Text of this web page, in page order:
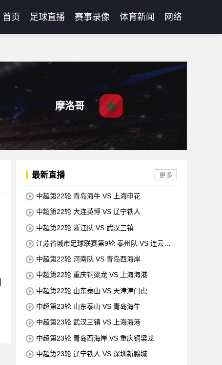
首页 足球直播 赛事录像 体育新闻 网络
摩洛哥
最新直播 更多
中超第22轮 青岛海牛 VS 上海申花
中超第22轮 大连英博 VS 辽宁铁人
中超第22轮 浙江队 VS 武汉三镇
江苏省城市足球联赛第9轮 泰州队 VS 连云港
中超第22轮 河南队 VS 青岛西海岸
中超第22轮 重庆铜梁龙 VS 上海海港
中超第22轮 山东泰山 VS 天津津门虎
中超第23轮 山东泰山 VS 青岛海牛
中超第23轮 武汉三镇 VS 上海海港
中超第23轮 青岛西海岸 VS 重庆铜梁龙
中超第23轮 辽宁铁人 VS 深圳新鵬城